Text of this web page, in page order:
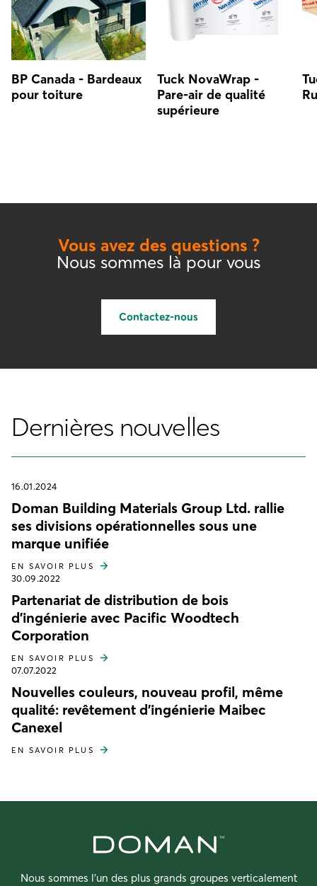
BP Canada - Bardeaux
pour toiture
Tuck NovaWrap -
Pare-air de qualité
supérieure
Vous avez des questions ?
Nous sommes là pour vous
Contactez-nous
Dernières nouvelles
16.01.2024
Doman Building Materials Group Ltd. rallie
ses divisions opérationnelles sous une
marque unifiée
EN SAVOIR PLUS
30.09.2022
Partenariat de distribution de bois
d'ingénierie avec Pacific Woodtech
Corporation
EN SAVOIR PLUS
07.07.2022
Nouvelles couleurs, nouveau profil, même
qualité: revêtement d'ingénierie Maibec
Canexel
EN SAVOIR PLUS
Nous sommes l’un des plus grands groupes verticalement